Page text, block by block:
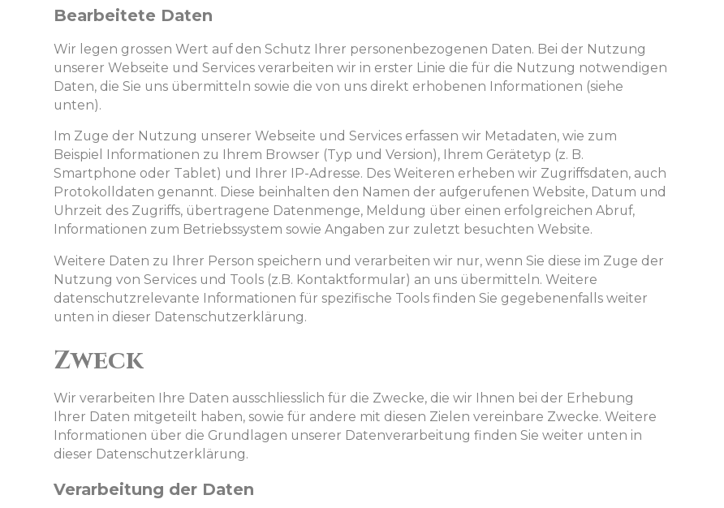
Bearbeitete Daten
Wir legen grossen Wert auf den Schutz Ihrer personenbezogenen Daten. Bei der Nutzung
unserer Webseite und Services verarbeiten wir in erster Linie die für die Nutzung notwendigen
Daten, die Sie uns übermitteln sowie die von uns direkt erhobenen Informationen (siehe
unten).
Im Zuge der Nutzung unserer Webseite und Services erfassen wir Metadaten, wie zum
Beispiel Informationen zu Ihrem Browser (Typ und Version), Ihrem Gerätetyp (z. B.
Smartphone oder Tablet) und Ihrer IP-Adresse. Des Weiteren erheben wir Zugriffsdaten, auch
Protokolldaten genannt. Diese beinhalten den Namen der aufgerufenen Website, Datum und
Uhrzeit des Zugriffs, übertragene Datenmenge, Meldung über einen erfolgreichen Abruf,
Informationen zum Betriebssystem sowie Angaben zur zuletzt besuchten Website.
Weitere Daten zu Ihrer Person speichern und verarbeiten wir nur, wenn Sie diese im Zuge der
Nutzung von Services und Tools (z.B. Kontaktformular) an uns übermitteln. Weitere
datenschutzrelevante Informationen für spezifische Tools finden Sie gegebenenfalls weiter
unten in dieser Datenschutzerklärung.
Zweck
Wir verarbeiten Ihre Daten ausschliesslich für die Zwecke, die wir Ihnen bei der Erhebung
Ihrer Daten mitgeteilt haben, sowie für andere mit diesen Zielen vereinbare Zwecke. Weitere
Informationen über die Grundlagen unserer Datenverarbeitung finden Sie weiter unten in
dieser Datenschutzerklärung.
Verarbeitung der Daten